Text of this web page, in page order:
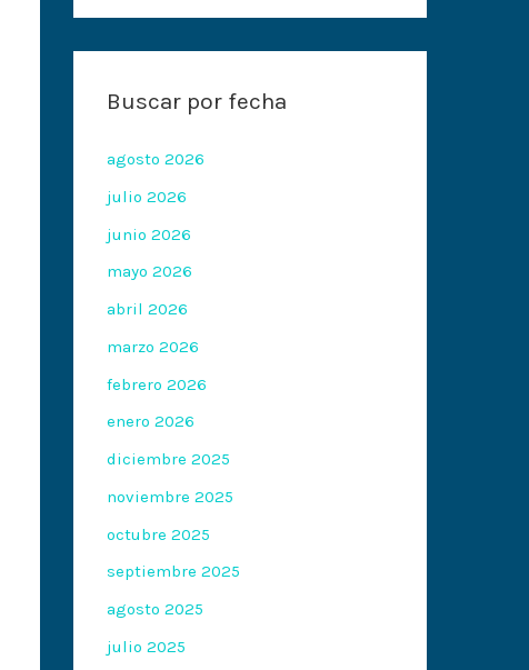
Buscar por fecha
agosto 2026
julio 2026
junio 2026
mayo 2026
abril 2026
marzo 2026
febrero 2026
enero 2026
diciembre 2025
noviembre 2025
octubre 2025
septiembre 2025
agosto 2025
julio 2025